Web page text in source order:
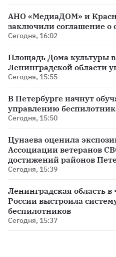
АНО «МедиаДОМ» и
заключили соглашение о
Сегодня, 16:02
Площадь Дома культуры в
Ленинградской области
Сегодня, 15:55
В Петербурге начнут
управлению
Сегодня, 15:50
Цунаева оценила
Ассоциации ветеранов
достижений районов
Сегодня, 15:39
Ленинградская область
России выстроила
беспилотников
Сегодня, 15:37